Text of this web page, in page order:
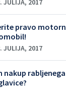
JULIJA, 2017
pravo
JULIJA, 2017
nakup